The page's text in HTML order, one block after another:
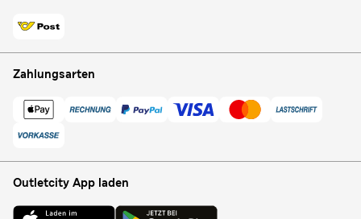
Zahlungsarten
Outletcity App laden